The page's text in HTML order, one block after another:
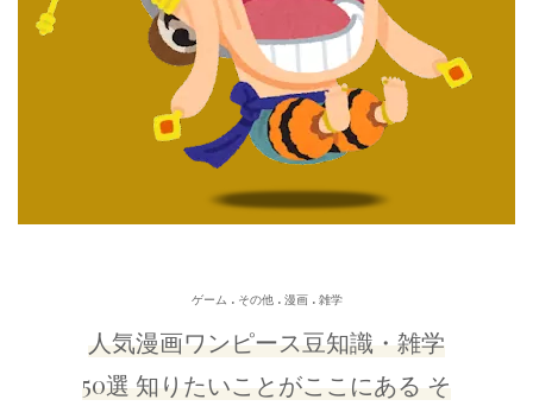
ゲーム . その他. 漫画. 雑学
人気漫画ワンピース豆知識・雑学
50選 知りたいことがここにある そ